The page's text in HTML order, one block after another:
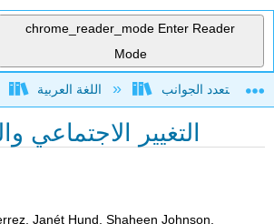
chrome_reader_mode Enter Reader
Mode
global hierarchy
5.5: التغيير الاجتماعي
Janét Hund, Shaheen Johnson,